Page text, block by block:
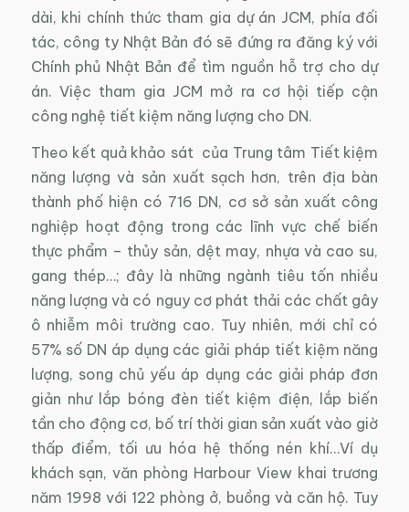
dài, khi chính thức tham gia dự án JCM, phía đối
tác, công ty Nhật Bản đó sẽ đứng ra đăng ký với
Chính phủ Nhật Bản để tìm nguồn hỗ trợ cho dự
án. Việc tham gia JCM mở ra cơ hội tiếp cận
công nghệ tiết kiệm năng lượng cho DN.
Theo kết quả khảo sát của Trung tâm Tiết kiệm
năng lượng và sản xuất sạch hơn, trên địa bàn
thành phố hiện có 716 DN, cơ sở sản xuất công
nghiệp hoạt động trong các lĩnh vực chế biến
thực phẩm – thủy sản, dệt may, nhựa và cao su,
gang thép…; đây là những ngành tiêu tốn nhiều
năng lượng và có nguy cơ phát thải các chất gây
ô nhiễm môi trường cao. Tuy nhiên, mới chỉ có
57% số DN áp dụng các giải pháp tiết kiệm năng
lượng, song chủ yếu áp dụng các giải pháp đơn
giản như lắp bóng đèn tiết kiệm điện, lắp biến
tần cho động cơ, bố trí thời gian sản xuất vào giờ
thấp điểm, tối ưu hóa hệ thống nén khí…Ví dụ
khách sạn, văn phòng Harbour View khai trương
năm 1998 với 122 phòng ở, buồng và căn hộ. Tuy